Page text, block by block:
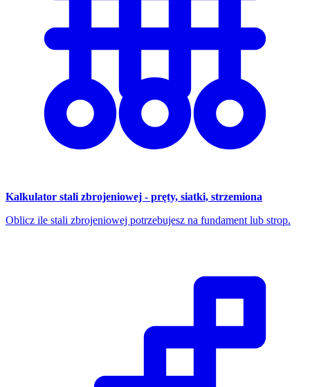
Kalkulator stali zbrojeniowej - pręty, siatki, strzemiona
Oblicz ile stali zbrojeniowej potrzebujesz na fundament lub strop.